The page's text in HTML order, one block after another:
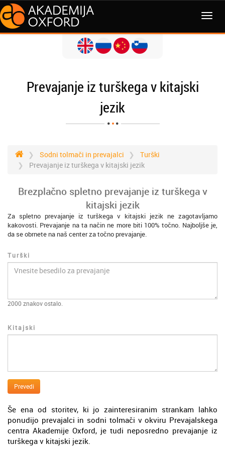
MENI
Prevajanje iz turškega v kitajski
jezik
Sodni tolmači in prevajalci
Turški
Prevajanje iz turškega v kitajski jezik
Brezplačno spletno prevajanje iz turškega v
kitajski jezik
Za spletno prevajanje iz turškega v kitajski jezik ne zagotavljamo
kakovosti. Prevajanje na ta način ne more biti 100% točno. Najboljše je,
da se obrnete na naš center za točno prevajanje.
Turški
2000 znakov ostalo.
Kitajski
Prevedi
Še ena od storitev, ki jo zainteresiranim strankam lahko
ponudijo prevajalci in sodni tolmači v okviru Prevajalskega
centra Akademije Oxford, je tudi neposredno prevajanje iz
turškega v kitajski jezik.